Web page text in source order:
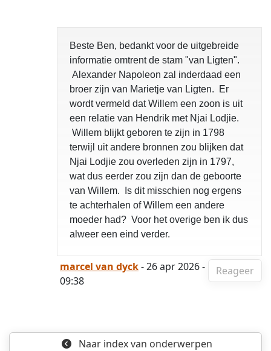
Beste Ben, bedankt voor de uitgebreide
informatie omtrent de stam "van Ligten".
Alexander Napoleon zal inderdaad een
broer zijn van Marietje van Ligten. Er
wordt vermeld dat Willem een zoon is uit
een relatie van Hendrik met Njai Lodjie.
Willem blijkt geboren te zijn in 1798
terwijl uit andere bronnen zou blijken dat
Njai Lodjie zou overleden zijn in 1797,
wat dus eerder zou zijn dan de geboorte
van Willem. Is dit misschien nog ergens
te achterhalen of Willem een andere
moeder had? Voor het overige ben ik dus
alweer een eind verder.
Reageer
marcel van dyck- 26 apr 2026 -
09:38
Naar indexvan onderwerpen